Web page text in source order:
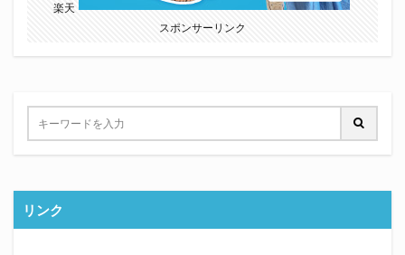
楽天
スポンサーリンク
リンク